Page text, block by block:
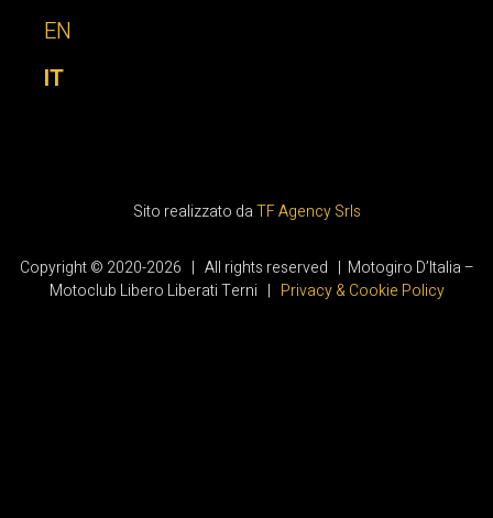
EN
IT
Sito realizzato daTF Agency Srls
Copyright © 2020-2026 | All rights reserved | Motogiro D’Italia –
Motoclub Libero Liberati Terni | Privacy & Cookie Policy